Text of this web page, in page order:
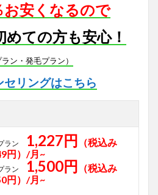
お安くなるので
めての方も安心！
ラン・発毛プラン）
セリングはこちら
ラン 1,227円 （税込み
円）/月~
ラン 1,500円 （税込み
円）/月~